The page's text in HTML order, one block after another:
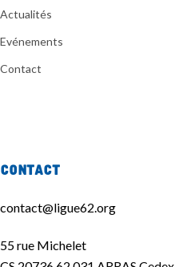
Actualités
Evénements
Contact
Contact
contact@ligue62.org
55 rue Michelet